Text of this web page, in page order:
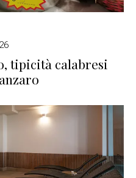
tipicità calabresi